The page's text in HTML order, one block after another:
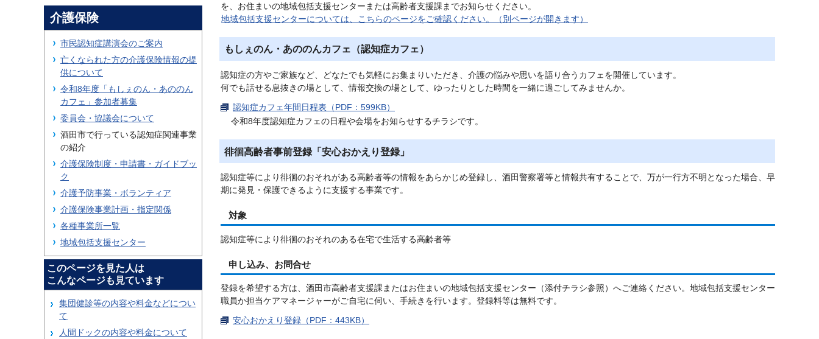
を、お住まいの地域包括支援センターまたは高齢者支援課までお知らせください。
地域包括支援センターについては、こちらのページをご確認ください。（別ページが開きます）
もしぇのん・あののんカフェ（認知症カフェ）
認知症の方やご家族など、どなたでも気軽にお集まりいただき、介護の悩みや思いを語り合うカフェを開催しています。
何でも話せる息抜きの場として、情報交換の場として、ゆったりとした時間を一緒に過ごしてみませんか。
認知症カフェ年間日程表（PDF：599KB）
令和8年度認知症カフェの日程や会場をお知らせするチラシです。
徘徊高齢者事前登録「安心おかえり登録」
認知症等により徘徊のおそれがある高齢者等の情報をあらかじめ登録し、酒田警察署等と情報共有することで、万が一行方不明となった場合、早
期に発見・保護できるように支援する事業です。
対象
認知症等により徘徊のおそれのある在宅で生活する高齢者等
申し込み、お問合せ
登録を希望する方は、酒田市高齢者支援課またはお住まいの地域包括支援センター（添付チラシ参照）へご連絡ください。地域包括支援センター
職員か担当ケアマネージャーがご自宅に伺い、手続きを行います。登録料等は無料です。
安心おかえり登録（PDF：443KB）
介護保険
市民認知症講演会のご案内
亡くなられた方の介護保険情報の提
供について
令和8年度「もしぇのん・あののん
カフェ」参加者募集
委員会・協議会について
酒田市で行っている認知症関連事業
の紹介
介護保険制度・申請書・ガイドブッ
ク
介護予防事業・ボランティア
介護保険事業計画・指定関係
各種事業所一覧
地域包括支援センター
このページを見た人は
こんなページも見ています
集団健診等の内容や料金などについ
て
人間ドックの内容や料金について